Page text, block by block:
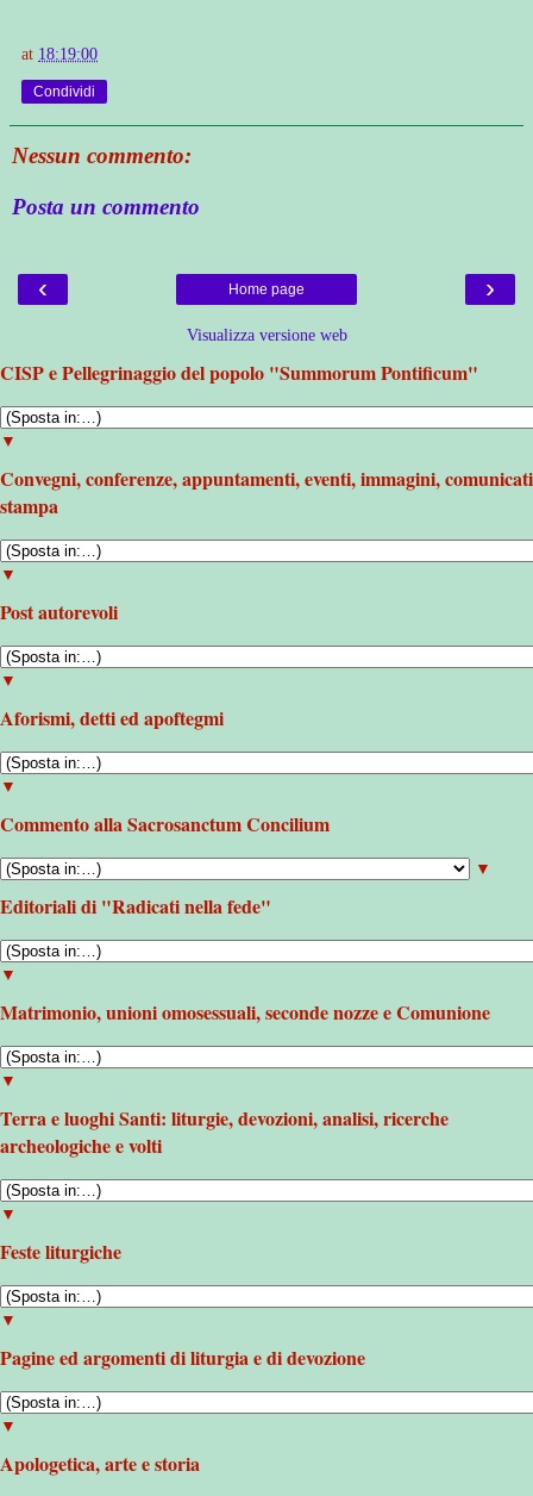
at 18:19:00
Condividi
Nessun commento:
Posta un commento
‹ ›
Home page
Visualizza versione web
CISP e Pellegrinaggio del popolo "Summorum Pontificum"
▼
Convegni, conferenze, appuntamenti, eventi, immagini, comunicati
stampa
▼
Post autorevoli
▼
Aforismi, detti ed apoftegmi
▼
Commento alla Sacrosanctum Concilium
▼
Editoriali di "Radicati nella fede"
▼
Matrimonio, unioni omosessuali, seconde nozze e Comunione
▼
Terra e luoghi Santi: liturgie, devozioni, analisi, ricerche
archeologiche e volti
▼
Feste liturgiche
▼
Pagine ed argomenti di liturgia e di devozione
▼
Apologetica, arte e storia